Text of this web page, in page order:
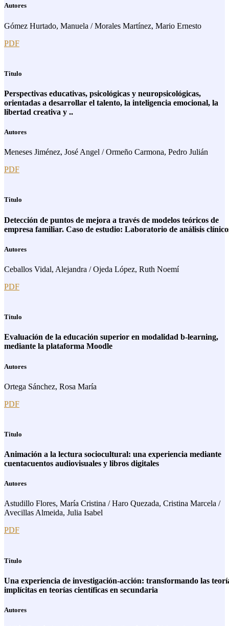
Autores
Gómez Hurtado, Manuela / Morales Martínez, Mario Ernesto
PDF
Titulo
Perspectivas educativas, psicológicas y neuropsicológicas,
orientadas a desarrollar el talento, la inteligencia emocional, la
libertad creativa y ..
Autores
Meneses Jiménez, José Angel / Ormeño Carmona, Pedro Julián
PDF
Titulo
Detección de puntos de mejora a través de modelos teóricos de
empresa familiar. Caso de estudio: Laboratorio de análisis
Autores
Ceballos Vidal, Alejandra / Ojeda López, Ruth Noemí
PDF
Titulo
Evaluación de la educación superior en modalidad b-learning,
mediante la plataforma Moodle
Autores
Ortega Sánchez, Rosa María
PDF
Titulo
Animación a la lectura sociocultural: una experiencia mediante
cuentacuentos audiovisuales y libros digitales
Autores
Astudillo Flores, María Cristina / Haro Quezada, Cristina Marcela /
Avecillas Almeida, Julia Isabel
PDF
Titulo
Una experiencia de investigación-acción: transformando las
implícitas en teorías científicas en secundaria
Autores